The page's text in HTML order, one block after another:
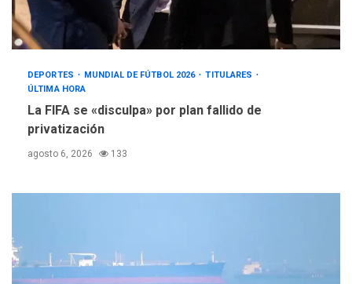
DEPORTES MUNDIAL DE FÚTBOL 2026
TITULARES
ÚLTIMA HORA
La FIFA se «disculpa» por plan fallido de
privatización
agosto 6, 2026 133